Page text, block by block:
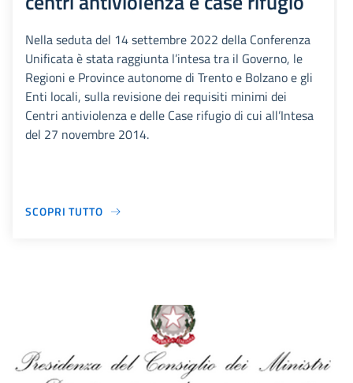
Nella seduta del 14 settembre 2022 della Conferenza
Unificata è stata raggiunta l’intesa tra il Governo, le
Regioni e Province autonome di Trento e Bolzano e gli
Enti locali, sulla revisione dei requisiti minimi dei
Centri antiviolenza e delle Case rifugio di cui all’Intesa
del 27 novembre 2014.
SCOPRI TUTTO